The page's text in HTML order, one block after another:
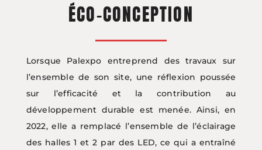
ÉCO-CONCEPTION
Lorsque Palexpo entreprend des travaux sur
l’ensemble de son site, une réflexion poussée
sur l’efficacité et la contribution au
développement durable est menée. Ainsi, en
2022, elle a remplacé l’ensemble de l’éclairage
des halles 1 et 2 par des LED, ce qui a entraîné